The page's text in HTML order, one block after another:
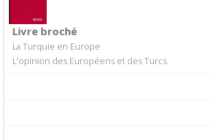
Livre broché
La Turquie en Europe
L'opinion des Européens et des Turcs